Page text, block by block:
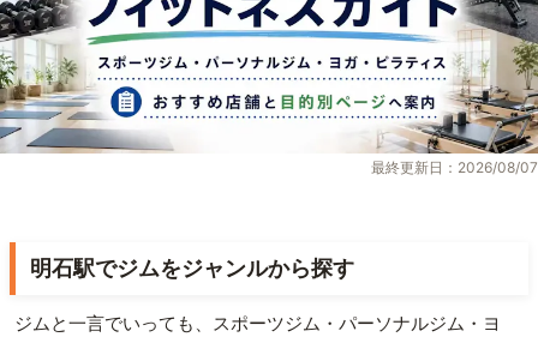
最終更新日：2026/08/07
明石駅でジムをジャンルから探す
ジムと一言でいっても、スポーツジム・パーソナルジム・ヨ